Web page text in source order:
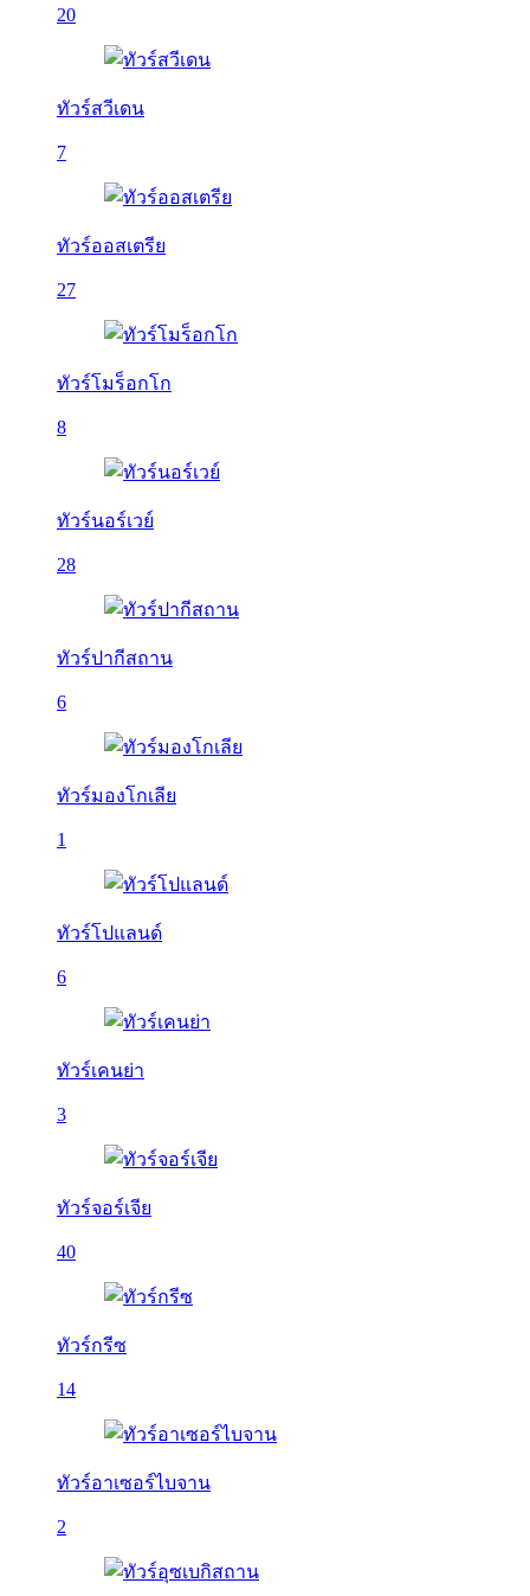
20
ทัวร์สวีเดน
7
ทัวร์ออสเตรีย
27
ทัวร์โมร็อกโก
8
ทัวร์นอร์เวย์
28
ทัวร์ปากีสถาน
6
ทัวร์มองโกเลีย
1
ทัวร์โปแลนด์
6
ทัวร์เคนย่า
3
ทัวร์จอร์เจีย
40
ทัวร์กรีซ
14
ทัวร์อาเซอร์ไบจาน
2